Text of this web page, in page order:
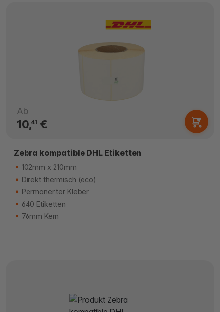
Ab
10,41 €
Zebra kompatible DHL Etiketten
102mm x 210mm
Direkt thermisch (eco)
Permanenter Kleber
640 Etiketten
76mm Kern